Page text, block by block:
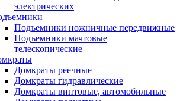
электрических
Подъемники ножничные передвижные
Подъемники мачтовые
телескопические
Домкраты реечные
Домкраты гидравлические
Домкраты винтовые, автомобильные